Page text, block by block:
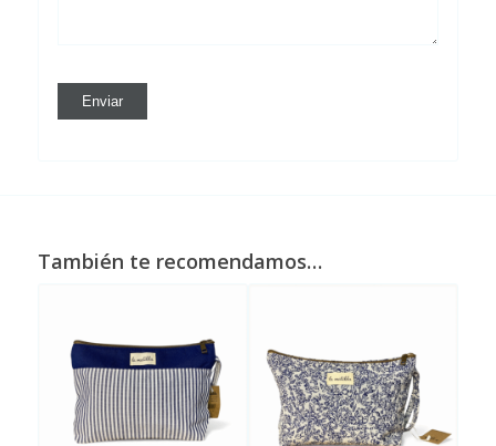
También te recomendamos…